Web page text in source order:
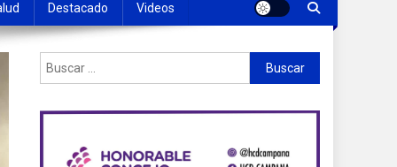
Destacado Videos
Buscar: